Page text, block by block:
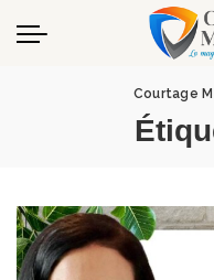
Panneau de
Courtage